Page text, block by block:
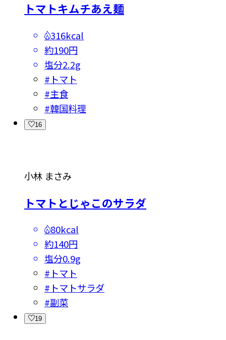
トマトキムチあえ麺
316kcal
約190円
塩分2.2g
# トマト
#主食
#韓国料理
16
小林 まさみ
トマトとじゃこのサラダ
80kcal
約140円
塩分0.9g
# トマト
# トマトサラダ
#副菜
19